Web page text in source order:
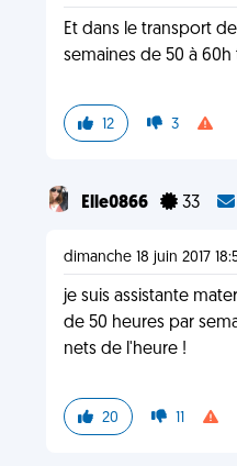
Et dans le transport
semaines de 50 à
12 3
Elle0866 33
dimanche 18 juin 2017
je suis assistante
de 50 heures par
nets de l'heure !
20 11